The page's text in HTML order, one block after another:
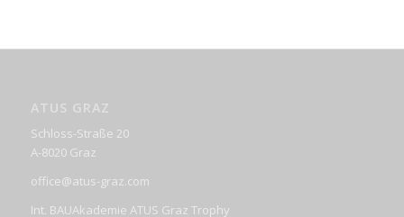
ATUS GRAZ
Schloss-Straße 20
A-8020 Graz
office@atus-graz.com
Int. BAUAkademie ATUS Graz Trophy